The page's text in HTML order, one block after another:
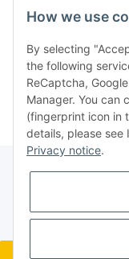
5 St. DMNG 332FF
Wendeplatte
NOS mit Mwst. /
23,76 €*
How we use
By selecting
the following
ReCaptcha,
Manager. You can
(fingerprint icon in
details, please see
Privacy notice.